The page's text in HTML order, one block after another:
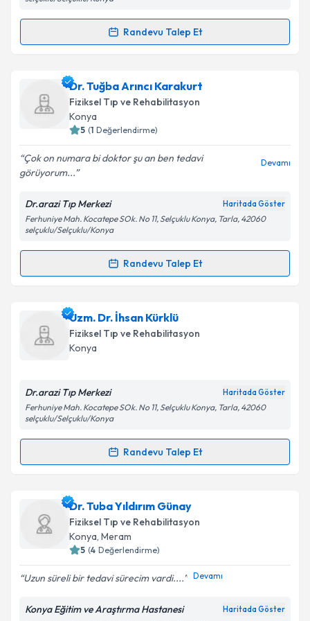
Kişisel verilerimin işlenmesine ilişkinAydınlatma
'ni okudum ve kişisel verilerimin belirtilen
kapsamda işlenmesini kabul ediyorum.
Takvim Talebini Gönder
Randevu Talep Et
Randevu Takvimi Talebi
Dr. Osman Uysaliçin randevu takvimi talebi
oluşturun. Size bu uzmandan randevu almanız için bir
takvim hazırlandığında e-posta ile bilgilendireceğiz.
Kişisel verilerimin işlenmesine ilişkin
Aydınlatma
Metni'ni okudum ve kişisel verilerimin belirtilen
kapsamda işlenmesini kabul ediyorum.
Takvim Talebini Gönder
Dr. Tuğba Arıncı Karakurt
Fiziksel Tıp ve Rehabilitasyon
Konya
5 (1 Değerlendirme)
Çok on numara bi doktor şu an ben tedavi
görüyorum...
Devamı
Dr.arazi Tıp Merkezi Haritada Göster
Ferhuniye Mah. Kocatepe SOk. No 11, Selçuklu Konya, Tarla, 42060
selçuklu/Selçuklu/Konya
Randevu Talep Et
Randevu Takvimi Talebi
Dr. Tuğba Arıncı Karakurtiçin randevu takvimi
talebi oluşturun. Size bu uzmandan randevu almanız
için bir takvim hazırlandığında e-posta ile
bilgilendireceğiz.
Kişisel verilerimin işlenmesine ilişkin
Metni'ni okudum ve kişisel verilerimin belirtilen
Takvim Talebini Gönder
Uzm. Dr. İhsan Kürklü
Fiziksel Tıp ve Rehabilitasyon
Konya
Dr.arazi Tıp Merkezi Haritada Göster
Ferhuniye Mah. Kocatepe SOk. No 11, Selçuklu Konya, Tarla, 42060
selçuklu/Selçuklu/Konya
Randevu Talep Et
Randevu Takvimi Talebi
Uzm. Dr. İhsan Kürklüiçin randevu takvimi talebi
oluşturun. Size bu uzmandan randevu almanız için bir
takvim hazırlandığında e-posta ile bilgilendireceğiz.
Dr. Tuba Yıldırım Günay
Fiziksel Tıp ve Rehabilitasyon
Konya, Meram
5 (4 Değerlendirme)
Uzun süreli bir tedavi sürecim vardi.... Devamı
Konya Eğitim ve Araştırma Hastanesi Haritada Göster